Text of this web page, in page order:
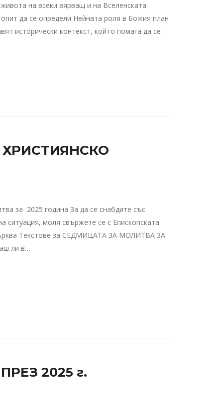
на всеки вярващ и на Вселенската
да се определи Нейната роля в Божия план
исторически контекст, който помага да се
за 2025 година За да се снабдите със
моля свържете се с Епископската
Текстове за СЕДМИЦАТА ЗА МОЛИТВА ЗА
ли в…
2025 г.